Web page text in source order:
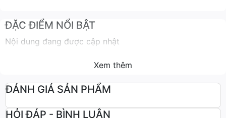
ĐẶC ĐIỂM NỔI BẬT
Nội dung đang được cập nhật
Xem thêm
ĐÁNH GIÁ SẢN PHẨM
HỎI ĐÁP - BÌNH LUẬN